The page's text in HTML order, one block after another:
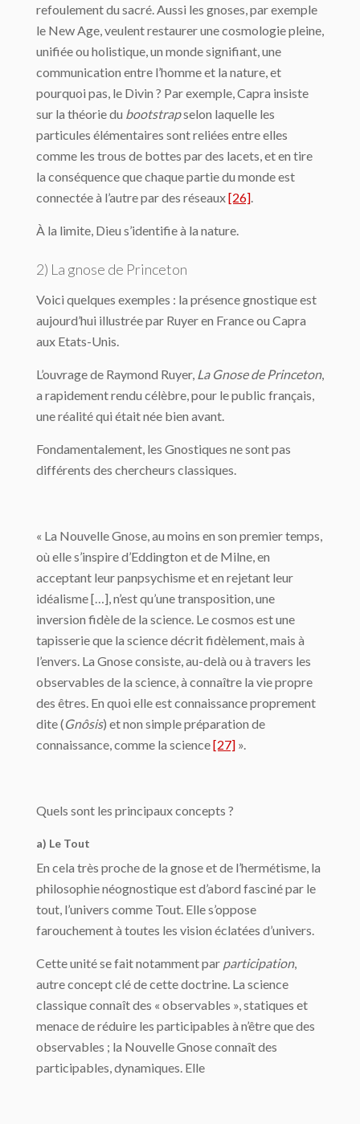
refoulement du sacré. Aussi les gnoses, par exemple
le New Age, veulent restaurer une cosmologie pleine,
unifiée ou holistique, un monde signifiant, une
communication entre l’homme et la nature, et
pourquoi pas, le Divin ? Par exemple, Capra insiste
sur la théorie du bootstrapselon laquelle les
particules élémentaires sont reliées entre elles
comme les trous de bottes par des lacets, et en tire
la conséquence que chaque partie du monde est
connectée à l’autre par des réseaux[26]
À la limite, Dieu s’identifie à la nature.
2) La gnose de Princeton
Voici quelques exemples : la présence gnostique est
aujourd’hui illustrée par Ruyer en France ou Capra
aux Etats-Unis.
L’ouvrage de Raymond Ruyer, La Gnose de Princeton,
a rapidement rendu célèbre, pour le public français,
une réalité qui était née bien avant.
Fondamentalement, les Gnostiques ne sont pas
différents des chercheurs classiques.
« La Nouvelle Gnose, au moins en son premier temps,
où elle s’inspire d’Eddington et de Milne, en
acceptant leur panpsychisme et en rejetant leur
idéalisme […], n’est qu’une transposition, une
inversion fidèle de la science. Le cosmos est une
tapisserie que la science décrit fidèlement, mais à
l’envers. La Gnose consiste, au-delà ou à travers les
observables de la science, à connaître la vie propre
des êtres. En quoi elle est connais­sance proprement
dite (Gnôsis) et non simple préparation de
connaissance, comme la science[27] ».
Quels sont les principaux concepts ?
a) Le Tout
En cela très proche de la gnose et de l’hermétisme, la
philosophie néognostique est d’abord fasciné par le
tout, l’univers comme Tout. Elle s’oppose
farouchement à toutes les vision éclatées d’univers.
Cette unité se fait notamment par participation,
autre concept clé de cette doctrine. La science
classique connaît des « observables », statiques et
menace de réduire les partici­pables à n’être que des
observables ; la Nouvelle Gnose connaît des
participables, dy­namiques. Elle